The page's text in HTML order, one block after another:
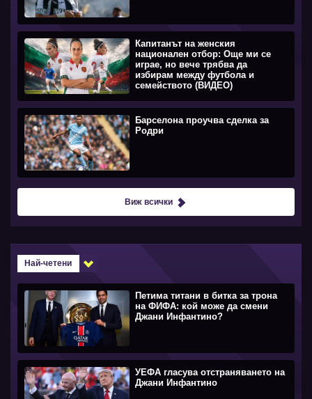
Капитанът на женския
национален отбор: Още ми се
играе, но вече трябва да
избирам между футбола и
семейството (ВИДЕО)
Барселона проучва сделка за
Родри
Виж всички
Най-четени
Петима титани в битка за трона
на ФИФА: кой може да смени
Джани Инфантино?
УЕФА гласува отстраняването на
Джани Инфантино